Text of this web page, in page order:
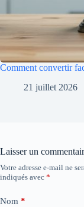
Comment convertir
21 juillet 2026
Laisser un
Votre adresse e-mail ne
indiqués avec *
Nom *